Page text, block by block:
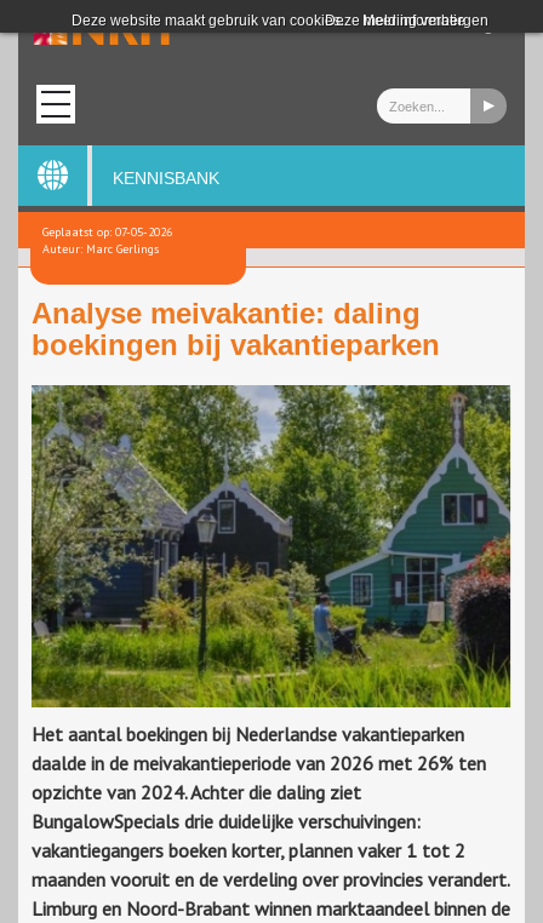
Deze website maakt gebruik van cookies. Meer informatie
Deze melding verbergen
Login
KENNISBANK
Geplaatst op: 07-05-2026
Auteur: Marc Gerlings
Analyse meivakantie: daling
boekingen bij vakantieparken
Het aantal boekingen bij Nederlandse vakantieparken
daalde in de meivakantieperiode van 2026 met 26% ten
opzichte van 2024. Achter die daling ziet
BungalowSpecials drie duidelijke verschuivingen:
vakantiegangers boeken korter, plannen vaker 1 tot 2
maanden vooruit en de verdeling over provincies verandert.
Limburg en Noord-Brabant winnen marktaandeel binnen de